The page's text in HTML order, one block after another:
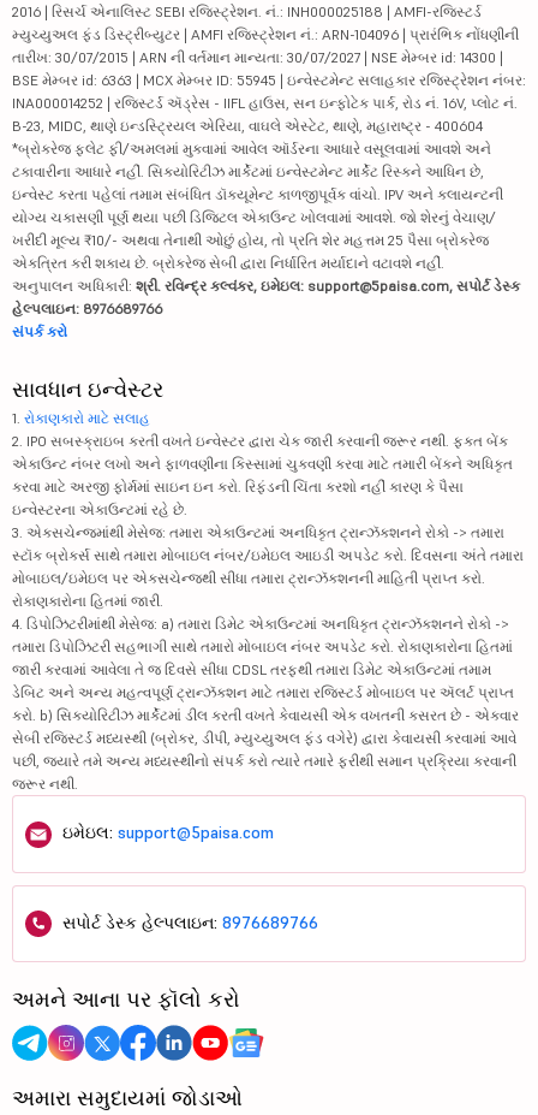
2016 | રિસર્ચ એનાલિસ્ટ SEBI રજિસ્ટ્રેશન. નં.: INH000025188 | AMFI-રજિસ્ટર્ડ
મ્યુચ્યુઅલ ફંડ ડિસ્ટ્રીબ્યુટર | AMFI રજિસ્ટ્રેશન નં.: ARN-104096 | પ્રારંભિક નોંધણીની
તારીખ: 30/07/2015 | ARN ની વર્તમાન માન્યતા: 30/07/2027 | NSE મેમ્બર id: 14300 |
BSE મેમ્બર id: 6363 | MCX મેમ્બર ID: 55945 | ઇન્વેસ્ટમેન્ટ સલાહકાર રજિસ્ટ્રેશન નંબર:
INA000014252 | રજિસ્ટર્ડ ઍડ્રેસ - IIFL હાઉસ, સન ઇન્ફોટેક પાર્ક, રોડ નં. 16V, પ્લોટ નં.
B-23, MIDC, થાણે ઇન્ડસ્ટ્રિયલ એરિયા, વાઘલે એસ્ટેટ, થાણે, મહારાષ્ટ્ર - 400604
*બ્રોકરેજ ફ્લેટ ફી/અમલમાં મુકવામાં આવેલ ઑર્ડરના આધારે વસૂલવામાં આવશે અને
ટકાવારીના આધારે નહીં. સિક્યોરિટીઝ માર્કેટમાં ઇન્વેસ્ટમેન્ટ માર્કેટ રિસ્કને આધિન છે,
ઇન્વેસ્ટ કરતા પહેલાં તમામ સંબંધિત ડૉક્યૂમેન્ટ કાળજીપૂર્વક વાંચો. IPV અને ક્લાયન્ટની
યોગ્ય ચકાસણી પૂર્ણ થયા પછી ડિજિટલ એકાઉન્ટ ખોલવામાં આવશે. જો શેરનું વેચાણ/
ખરીદી મૂલ્ય ₹10/- અથવા તેનાથી ઓછું હોય, તો પ્રતિ શેર મહત્તમ 25 પૈસા બ્રોકરેજ
એકત્રિત કરી શકાય છે. બ્રોકરેજ સેબી દ્વારા નિર્ધારિત મર્યાદાને વટાવશે નહીં.
અનુપાલન અધિકારી: શ્રી. રવિન્દ્ર કલ્વંકર, ઇમેઇલ: support@5paisa.com, સપોર્ટ ડેસ્ક
હેલ્પલાઇન: 8976689766
સંપર્ક કરો
સાવધાન ઇન્વેસ્ટર
1. રોકાણકારો માટે સલાહ
2. IPO સબસ્ક્રાઇબ કરતી વખતે ઇન્વેસ્ટર દ્વારા ચેક જારી કરવાની જરૂર નથી. ફક્ત બેંક
એકાઉન્ટ નંબર લખો અને ફાળવણીના કિસ્સામાં ચુકવણી કરવા માટે તમારી બેંકને અધિકૃત
કરવા માટે અરજી ફોર્મમાં સાઇન ઇન કરો. રિફંડની ચિંતા કરશો નહીં કારણ કે પૈસા
ઇન્વેસ્ટરના એકાઉન્ટમાં રહે છે.
3. એક્સચેન્જમાંથી મેસેજ: તમારા એકાઉન્ટમાં અનધિકૃત ટ્રાન્ઝૅક્શનને રોકો -> તમારા
સ્ટૉક બ્રોકર્સ સાથે તમારા મોબાઇલ નંબર/ઇમેઇલ આઇડી અપડેટ કરો. દિવસના અંતે તમારા
મોબાઇલ/ઇમેઇલ પર એક્સચેન્જથી સીધા તમારા ટ્રાન્ઝૅક્શનની માહિતી પ્રાપ્ત કરો.
રોકાણકારોના હિતમાં જારી.
4. ડિપોઝિટરીમાંથી મેસેજ: a) તમારા ડિમેટ એકાઉન્ટમાં અનધિકૃત ટ્રાન્ઝૅક્શનને રોકો ->
તમારા ડિપોઝિટરી સહભાગી સાથે તમારો મોબાઇલ નંબર અપડેટ કરો. રોકાણકારોના હિતમાં
જારી કરવામાં આવેલા તે જ દિવસે સીધા CDSL તરફથી તમારા ડિમેટ એકાઉન્ટમાં તમામ
ડેબિટ અને અન્ય મહત્વપૂર્ણ ટ્રાન્ઝૅક્શન માટે તમારા રજિસ્ટર્ડ મોબાઇલ પર ઍલર્ટ પ્રાપ્ત
કરો. b) સિક્યોરિટીઝ માર્કેટમાં ડીલ કરતી વખતે કેવાયસી એક વખતની કસરત છે - એકવાર
સેબી રજિસ્ટર્ડ મધ્યસ્થી (બ્રોકર, ડીપી, મ્યુચ્યુઅલ ફંડ વગેરે) દ્વારા કેવાયસી કરવામાં આવે
પછી, જ્યારે તમે અન્ય મધ્યસ્થીનો સંપર્ક કરો ત્યારે તમારે ફરીથી સમાન પ્રક્રિયા કરવાની
જરૂર નથી.
ઇમેઇલ: support@5paisa.com
સપોર્ટ ડેસ્ક હેલ્પલાઇન: 8976689766
અમને આના પર ફૉલો કરો
અમારા સમુદાયમાં જોડાઓ